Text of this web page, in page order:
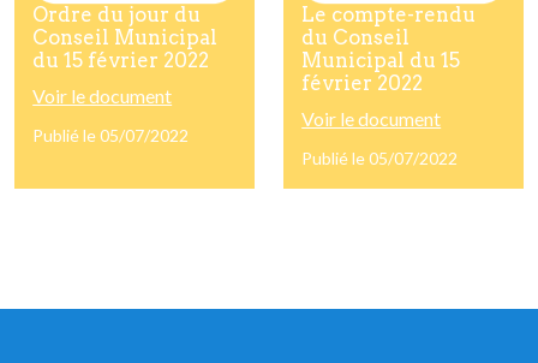
Ordre du jour du
Conseil Municipal
du 15 février 2022
Voir le document
Publié le 05/07/2022
Le compte-rendu
du Conseil
Municipal du 15
février 2022
Voir le document
Publié le 05/07/2022